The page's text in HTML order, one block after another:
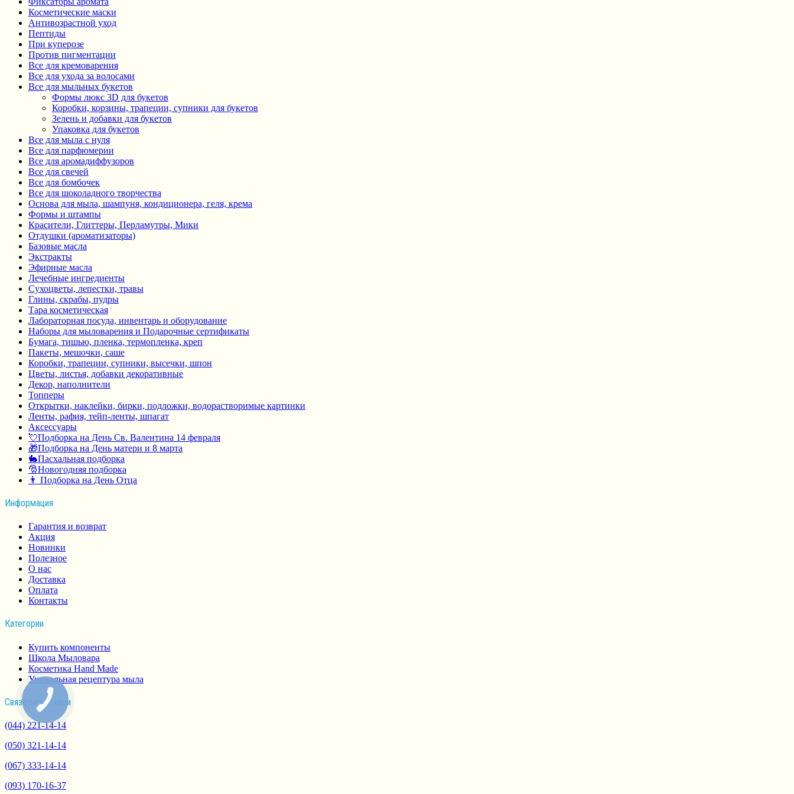
Косметические маски
Антивозрастной уход
Пептиды
При куперозе
Против пигментации
Все для кремоварения
Все для ухода за волосами
Все для мыльных букетов
Формы люкс 3D для букетов
Коробки, корзины, трапеции, супники для букетов
Зелень и добавки для букетов
Упаковка для букетов
Все для мыла с нуля
Все для парфюмерии
Все для аромадиффузоров
Все для свечей
Все для бомбочек
Все для шоколадного творчества
Основа для мыла, шампуня, кондиционера, геля, крема
Формы и штампы
Красители, Глиттеры, Перламутры, Мики
Отдушки (ароматизаторы)
Базовые масла
Экстракты
Эфирные масла
Лечебные ингредиенты
Сухоцветы, лепестки, травы
Глины, скрабы, пудры
Тара косметическая
Лабораторная посуда, инвентарь и оборудование
Наборы для мыловарения и Подарочные сертификаты
Бумага, тишью, пленка, термопленка, креп
Пакеты, мешочки, саше
Коробки, трапеции, супники, высечки, шпон
Цветы, листья, добавки декоративные
Декор, наполнители
Топперы
Открытки, наклейки, бирки, подложки, водорастворимые картинки
Ленты, рафия, тейп-ленты, шпагат
Аксессуары
💘Подборка на День Св. Валентина 14 февраля
🎁Подборка на День матери и 8 марта
🐇Пасхальная подборка
🎅Новогодняя подборка
👨 Подборка на День Отца
Информация
Гарантия и возврат
Акция
Новинки
Полезное
О нас
Доставка
Оплата
Контакты
Категории
Купить компоненты
Школа Мыловара
Косметика Hand Made
Уникальная рецептура мыла
Связаться з нами
(044) 221-14-14
(050) 321-14-14
(067) 333-14-14
(093) 170-16-37